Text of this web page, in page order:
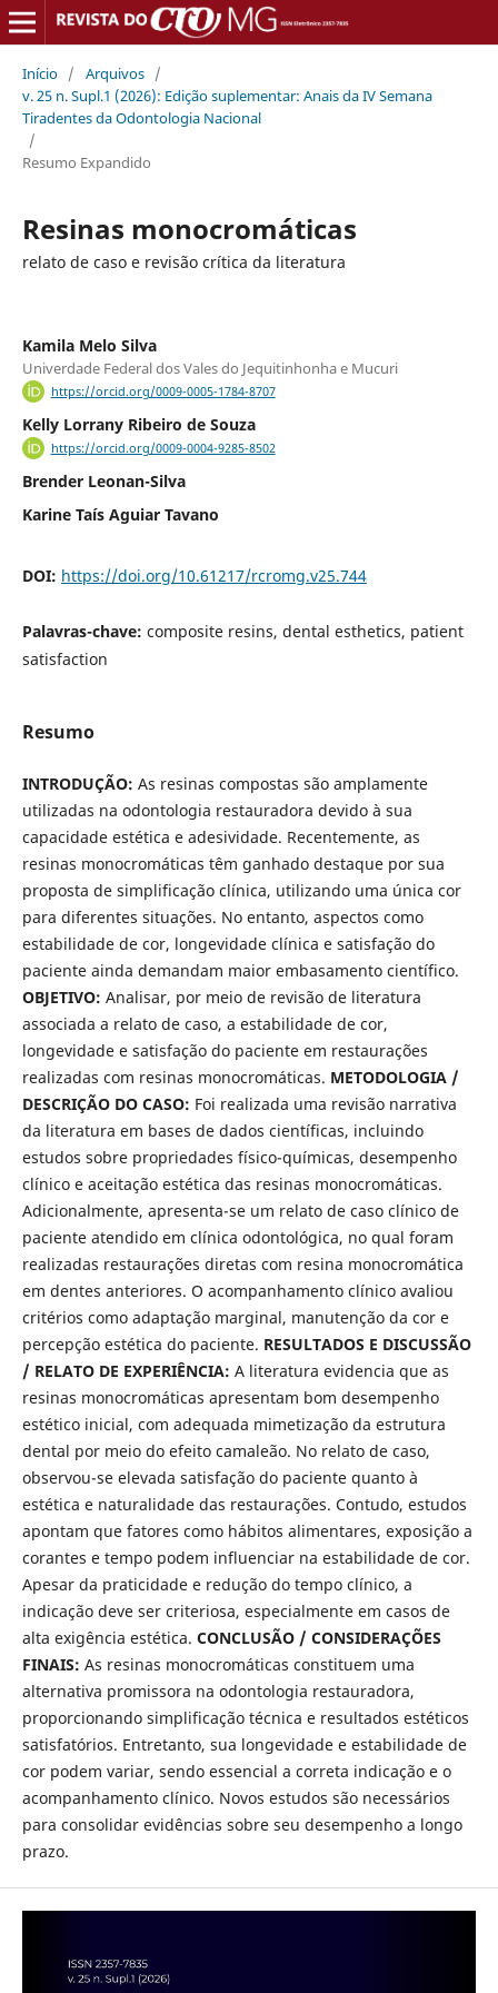
Início / Arquivos /
v. 25 n. Supl.1 (2026): Edição suplementar: Anais da IV Semana
Tiradentes da Odontologia Nacional
/
Resumo Expandido
Resinas monocromáticas
relato de caso e revisão crítica da literatura
Kamila Melo Silva
Univerdade Federal dos Vales do Jequitinhonha e Mucuri
https://orcid.org/0009-0005-1784-8707
Kelly Lorrany Ribeiro de Souza
https://orcid.org/0009-0004-9285-8502
Brender Leonan-Silva
Karine Taís Aguiar Tavano
DOI: https://doi.org/10.61217/rcromg.v25.744
Palavras-chave: composite resins, dental esthetics, patient
satisfaction
Resumo
INTRODUÇÃO: As resinas compostas são amplamente
utilizadas na odontologia restauradora devido à sua
capacidade estética e adesividade. Recentemente, as
resinas monocromáticas têm ganhado destaque por sua
proposta de simplificação clínica, utilizando uma única cor
para diferentes situações. No entanto, aspectos como
estabilidade de cor, longevidade clínica e satisfação do
paciente ainda demandam maior embasamento científico.
OBJETIVO: Analisar, por meio de revisão de literatura
associada a relato de caso, a estabilidade de cor,
longevidade e satisfação do paciente em restaurações
realizadas com resinas monocromáticas. METODOLOGIA /
DESCRIÇÃO DO CASO: Foi realizada uma revisão narrativa
da literatura em bases de dados científicas, incluindo
estudos sobre propriedades físico-químicas, desempenho
clínico e aceitação estética das resinas monocromáticas.
Adicionalmente, apresenta-se um relato de caso clínico de
paciente atendido em clínica odontológica, no qual foram
realizadas restaurações diretas com resina monocromática
em dentes anteriores. O acompanhamento clínico avaliou
critérios como adaptação marginal, manutenção da cor e
percepção estética do paciente. RESULTADOS E DISCUSSÃO
/ RELATO DE EXPERIÊNCIA: A literatura evidencia que as
resinas monocromáticas apresentam bom desempenho
estético inicial, com adequada mimetização da estrutura
dental por meio do efeito camaleão. No relato de caso,
observou-se elevada satisfação do paciente quanto à
estética e naturalidade das restaurações. Contudo, estudos
apontam que fatores como hábitos alimentares, exposição a
corantes e tempo podem influenciar na estabilidade de cor.
Apesar da praticidade e redução do tempo clínico, a
indicação deve ser criteriosa, especialmente em casos de
alta exigência estética. CONCLUSÃO / CONSIDERAÇÕES
FINAIS: As resinas monocromáticas constituem uma
alternativa promissora na odontologia restauradora,
proporcionando simplificação técnica e resultados estéticos
satisfatórios. Entretanto, sua longevidade e estabilidade de
cor podem variar, sendo essencial a correta indicação e o
acompanhamento clínico. Novos estudos são necessários
para consolidar evidências sobre seu desempenho a longo
prazo.